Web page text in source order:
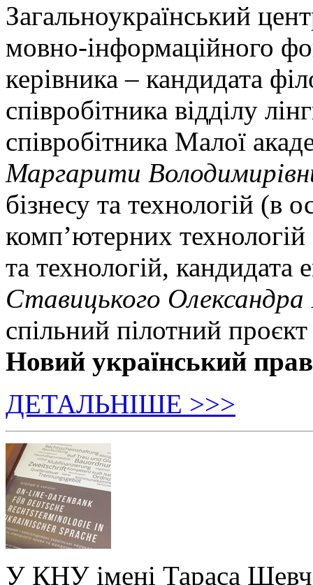
Загальноукраїнський
мовно-інформаційного
керівника – кандидата
співробітника відділу
співробітника Малої
Маргарити
бізнесу та технологій (в
комп’ютерних технологій
та технологій, кандидата
Ставицького Олександра
спільний пілотний
Новий український
ДЕТАЛЬНІШЕ >>>
У КНУ імені Тараса